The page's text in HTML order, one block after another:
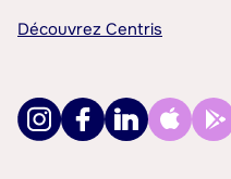
Découvrez Centris